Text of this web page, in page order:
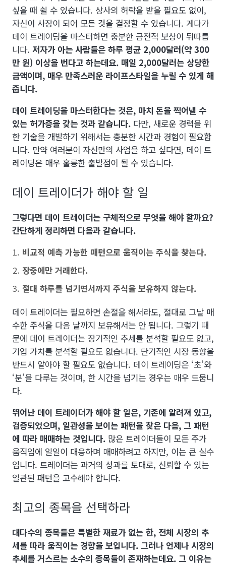
싶을 때 쉴 수 있습니다. 상사의 허락을 받을 필요도 없이,
자신이 사장이 되어 모든 것을 결정할 수 있습니다. 게다가
데이 트레이딩을 마스터하면 충분한 금전적 보상이 뒤따릅
니다. 저자가 아는 사람들은 하루 평균 2,000달러(약 300
만 원) 이상을 번다고 하는데요. 매일 2,000달러는 상당한
금액이며, 매우 만족스러운 라이프스타일을 누릴 수 있게 해
줍니다.
데이 트레이딩을 마스터한다는 것은, 마치 돈을 찍어낼 수
있는 허가증을 갖는 것과 같습니다. 다만, 새로운 경력을 위
한 기술을 개발하기 위해서는 충분한 시간과 경험이 필요합
니다. 만약 여러분이 자신만의 사업을 하고 싶다면, 데이 트
레이딩은 매우 훌륭한 출발점이 될 수 있습니다.
데이 트레이더가 해야 할 일
그렇다면 데이 트레이더는 구체적으로 무엇을 해야 할까요?
간단하게 정리하면 다음과 같습니다.
비교적 예측 가능한 패턴으로 움직이는 주식을 찾는다.
장중에만 거래한다.
절대 하루를 넘기면서까지 주식을 보유하지 않는다.
데이 트레이더는 필요하면 손절을 해서라도, 절대로 그날 매
수한 주식을 다음 날까지 보유해서는 안 됩니다. 그렇기 때
문에 데이 트레이더는 장기적인 추세를 분석할 필요도 없고,
기업 가치를 분석할 필요도 없습니다. 단기적인 시장 동향을
반드시 알아야 할 필요도 없습니다. 데이 트레이딩은 ‘초’와
‘분’을 다루는 것이며, 한 시간을 넘기는 경우는 매우 드뭅니
다.
뛰어난 데이 트레이더가 해야 할 일은, 기존에 알려져 있고,
검증되었으며, 일관성을 보이는 패턴을 찾은 다음, 그 패턴
에 따라 매매하는 것입니다. 많은 트레이더들이 모든 주가
움직임에 일일이 대응하며 매매하려고 하지만, 이는 큰 실수
입니다. 트레이더는 과거의 성과를 토대로, 신뢰할 수 있는
일관된 패턴을 고수해야 합니다.
최고의 종목을 선택하라
대다수의 종목들은 특별한 재료가 없는 한, 전체 시장의 추
세를 따라 움직이는 경향을 보입니다. 그러나 언제나 시장의
추세를 거스르는 소수의 종목들이 존재하는데요. 그 이유는